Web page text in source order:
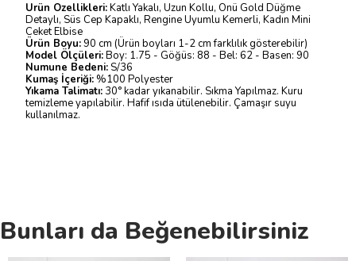
Ürün Özellikleri:Katlı Yakalı, Uzun Kollu, Önü Gold Düğme
Detaylı, Süs Cep Kapaklı, Rengine Uyumlu Kemerli, Kadın Mini
Ceket Elbise
Ürün Boyu:90 cm (Ürün boyları 1-2 cm farklılık gösterebilir)
Model Ölçüleri:Boy: 1.75 - Göğüs: 88 - Bel: 62 - Basen: 90
Numune Bedeni: S/36
Kumaş İçeriği: %100 Polyester
Yıkama Talimatı:30° kadar yıkanabilir. Sıkma Yapılmaz. Kuru
temizleme yapılabilir. Hafif ısıda ütülenebilir. Çamaşır suyu
kullanılmaz.
Bunları da Beğenebilirsiniz